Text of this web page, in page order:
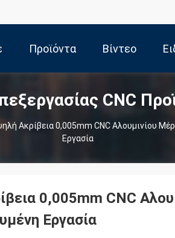
Προϊόντα Βίντεο
CNC
Ακρίβεια 0,005mm CNC Αλουμινίου
Εργασία
0,005mm CNC
Εργασία